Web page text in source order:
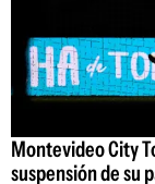
Montevideo City
suspensión de su